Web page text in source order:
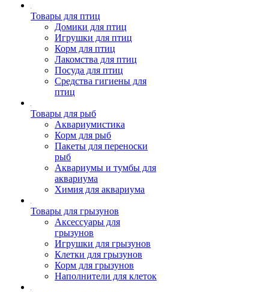
Товары для птиц
Домики для птиц
Игрушки для птиц
Корм для птиц
Лакомства для птиц
Посуда для птиц
Средства гигиены для
птиц
Товары для рыб
Аквариумистика
Корм для рыб
Пакеты для переноски
рыб
Аквариумы и тумбы для
аквариума
Химия для аквариума
Товары для грызунов
Аксессуары для
грызунов
Игрушки для грызунов
Клетки для грызунов
Корм для грызунов
Наполнители для клеток